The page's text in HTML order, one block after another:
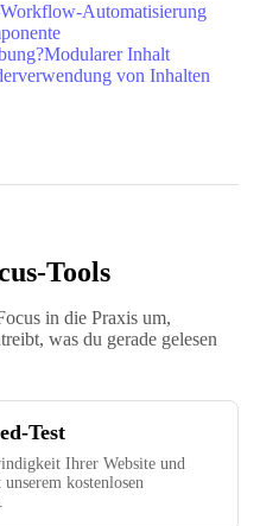
Automatisierung
Modularer Inhalt
von Inhalten
Tools
in die Praxis um,
was du gerade gelesen
Test
Ihrer Website und
kostenlosen